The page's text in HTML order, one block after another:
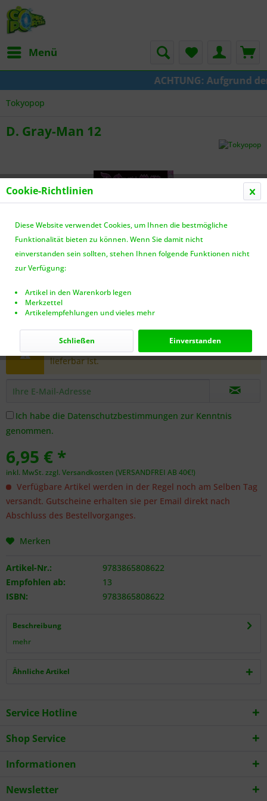
Menü
ACHTUNG: Aufgrund
Tokyopop
D. Gray-Man 12
Dieser Artikel steht derzeit nicht zur Verfügung!
Benachrichtigen Sie mich, sobald der Artikel
lieferbar ist.
Ich habe die Datenschutzbestimmungen zur Kenntnis
genommen.
6,95 € *
inkl. MwSt. zzgl. Versandkosten (VERSANDFREI AB 40€!)
Verfügbare Artikel werden in der Regel noch am Selben Tag
versandt. Gutscheine erhalten sie per Email direkt nach
Abschluss des Bestellvorganges.
Merken
Artikel-Nr.:
9783865808622
Empfohlen ab:
13
ISBN:
9783865808622
Beschreibung
mehr
Ähnliche Artikel
Service Hotline
Shop Service
Informationen
Newsletter
Cookie-Richtlinien
Diese Website verwendet Cookies, um Ihnen die bestmögliche
Funktionalität bieten zu können. Wenn Sie damit nicht
einverstanden sein sollten, stehen Ihnen folgende Funktionen nicht
zur Verfügung:
Artikel in den Warenkorb legen
Merkzettel
Artikelempfehlungen und vieles mehr
Einverstanden
Schließen